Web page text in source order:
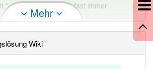
"-ung" enden, haben fast immer
Beispiele
Mehr
Wiki